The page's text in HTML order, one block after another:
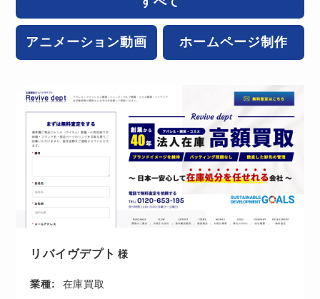
アニメーション動画 ホームページ制作
リバイヴデプト
業種:
在庫買取